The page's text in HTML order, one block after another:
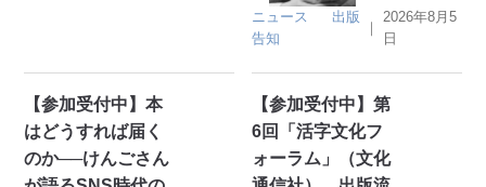
ニュース
出版
告知
｜
2026年8月5
日
【参加受付中】本
はどうすれば届く
のか──けんごさん
【参加受付中】第
6回「活字文化フ
ォーラム」（文化